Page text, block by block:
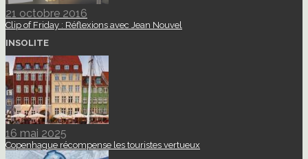
21 octobre 2016
Clip of Friday : Réflexions avec Jean Nouvel
INSOLITE
16 mai 2025
Copenhague récompense les touristes vertueux